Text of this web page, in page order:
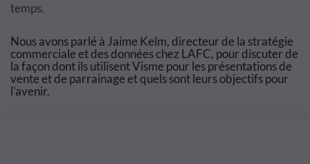
temps.
Nous avons parlé à Jaime Kelm, directeur de la stratégie
commerciale et des données chez LAFC, pour discuter de
la façon dont ils utilisent Visme pour les présentations de
vente et de parrainage et quels sont leurs objectifs pour
l'avenir.